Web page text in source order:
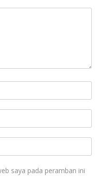
saya pada peramban ini